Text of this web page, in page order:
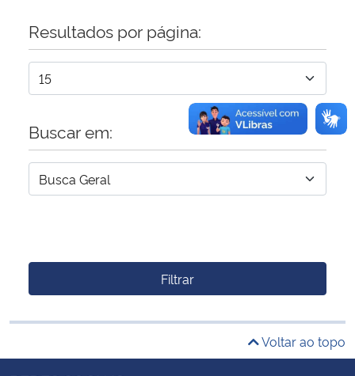
Resultados por página:
Buscar em:
Filtrar
Voltar ao topo